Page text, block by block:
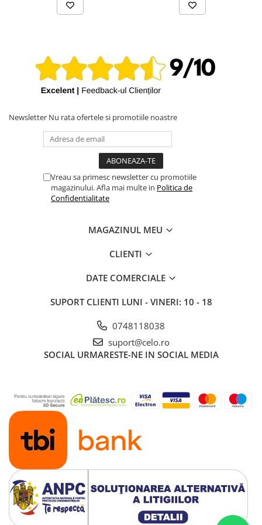
iPhone 7 Plus
iPhone 7
iPhone SE 2020 2nd
iPhone 6s Plus
iPhone SE 2022 3rd
iPhone 6 Plus
Top Piese iPhone
Baterie iPhone
iPad Pro 10.5″ (2017)
iPad Pro 11″ (2nd gen - 2020)
iPad Pro 11″ (3rd gen - 2021)
iPad Pro 12.9″ (3rd gen - 2018)
iPad Pro 12.9″ (4th gen - 2020)
iPad Pro 12.9″ (5th gen - 2021)
iPad Pro 12.9″ (6th gen - 2022)
iPad Pro 9.7″ (2016)
iPad
iPad (4th gen)
iPad 9.7″ (5th gen - 2017)
iPad 9.7″ (6th gen - 2018)
Newsletter Nu rata ofertele si promotiile noastre
Vreau sa primesc newsletter cu promotiile
magazinului. Afla mai multe in Politica de
Confidentialitate
MAGAZINUL MEU
CLIENTI
DATE COMERCIALE
SUPORT CLIENTI LUNI - VINERI: 10 - 18
0748118038
suport@celo.ro
SOCIAL URMARESTE-NE IN SOCIAL MEDIA